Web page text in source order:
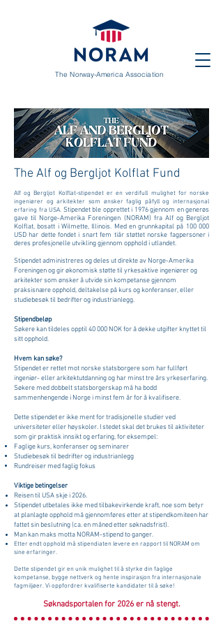
The Norway-America Association
The Alf og Bergljot Kolflat Fund
Alf og Bergljot Kolflat-stipendet er en verdifull mulighet for norske
ingeniører og arkitekter som ønsker faglig påfyll og internasjonal
erfaring fra USA. Stipendet ble opprettet i 1976 gjennom en generøs
gave til Norge-Amerika Foreningen (NORAM) fra Alf og Bergljot
Kolflat, bosatt i Wilmette, Illinois. Med en grunnkapital på 100 000
USD har dette fondet i snart fem tiår støttet norske fagpersoner i
deres profesjonelle utvikling gjennom opphold i utlandet.
Stipendet administreres og deles ut direkte av Norge-Amerika
Foreningen og gir økonomisk støtte til yrkesaktive ingeniører og
arkitekter som ønsker å utvide sin kompetanse gjennom
praksisnære opphold, deltakelse på kurs og konferanser, eller
studiebesøk til bedrifter og industrianlegg.
Stipendbeløp
Søkere kan tildeles opptil 40 000 NOK for å dekke utgifter knyttet til
sitt opphold.
Hvem kan søke?
Stipendet er rettet mot norske statsborgere som har fullført
ingeniør- eller arkitektutdanning og har minst tre års yrkeserfaring.
Søkere med dobbelt statsborgerskap må ha bodd
sammenhengende i Norge i minst fem år for å kvalifisere.
Dette stipendet er ikke ment for tradisjonelle studier ved
universiteter eller høyskoler. I stedet skal det brukes til aktiviteter
som gir praktisk innsikt og erfaring, for eksempel:
Faglige kurs, konferanser og seminarer
Studiebesøk til bedrifter og industrianlegg
Rundreiser med faglig fokus
Viktige betingelser
Reisen til USA skje i 2026.
Stipendet utbetales ikke med tilbakevirkende kraft, noe som betyr
at planlagte opphold må gjennomføres etter at stipendkomiteen har
fattet sin beslutning (ca. en måned etter søknadsfrist).
Man kan maks motta NORAM-stipend to ganger.
Etter endt opphold må stipendiaten levere en rapport til NORAM om
sine erfaringer.
Dette stipendet gir en unik mulighet til å styrke din faglige
kompetanse, bygge nettverk og hente inspirasjon fra internasjonale
fagmiljøer. Vi oppfordrer kvalifiserte kandidater til å søke!
Søknadsportalen for 2026 er nå stengt.